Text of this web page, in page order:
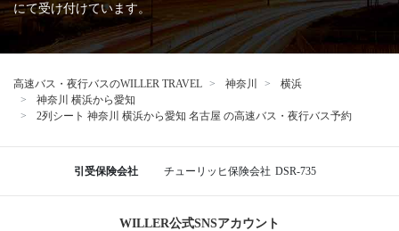
にて受け付けています。
高速バス・夜行バスのWILLER TRAVEL 神奈川
横浜
神奈川 横浜から愛知
2列シート 神奈川 横浜から愛知 名古屋 の高速バス・夜行バス予約
引受保険会社 チューリッヒ保険会社 DSR-735
WILLER公式SNSアカウント